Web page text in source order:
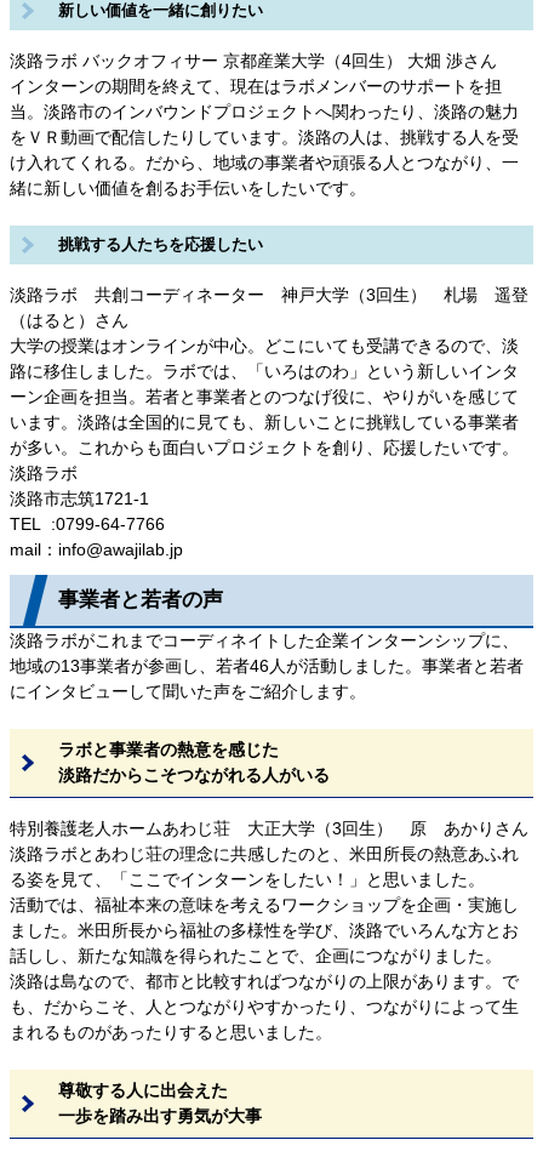
新しい価値を一緒に創りたい
淡路ラボ バックオフィサー 京都産業大学（4回生） 大畑 渉さん
インターンの期間を終えて、現在はラボメンバーのサポートを担
当。淡路市のインバウンドプロジェクトへ関わったり、淡路の魅力
をＶＲ動画で配信したりしています。淡路の人は、挑戦する人を受
け入れてくれる。だから、地域の事業者や頑張る人とつながり、一
緒に新しい価値を創るお手伝いをしたいです。
挑戦する人たちを応援したい
淡路ラボ 共創コーディネーター 神戸大学（3回生） 札場 遥登
（はると）さん
大学の授業はオンラインが中心。どこにいても受講できるので、淡
路に移住しました。ラボでは、「いろはのわ」という新しいインタ
ーン企画を担当。若者と事業者とのつなげ役に、やりがいを感じて
います。淡路は全国的に見ても、新しいことに挑戦している事業者
が多い。これからも面白いプロジェクトを創り、応援したいです。
淡路ラボ
淡路市志筑1721-1
TEL :0799-64-7766
mail：info@awajilab.jp
事業者と若者の声
淡路ラボがこれまでコーディネイトした企業インターンシップに、
地域の13事業者が参画し、若者46人が活動しました。事業者と若者
にインタビューして聞いた声をご紹介します。
ラボと事業者の熱意を感じた
淡路だからこそつながれる人がいる
特別養護老人ホームあわじ荘 大正大学（3回生） 原 あかりさん
淡路ラボとあわじ荘の理念に共感したのと、米田所長の熱意あふれ
る姿を見て、「ここでインターンをしたい！」と思いました。
活動では、福祉本来の意味を考えるワークショップを企画・実施し
ました。米田所長から福祉の多様性を学び、淡路でいろんな方とお
話しし、新たな知識を得られたことで、企画につながりました。
淡路は島なので、都市と比較すればつながりの上限があります。で
も、だからこそ、人とつながりやすかったり、つながりによって生
まれるものがあったりすると思いました。
尊敬する人に出会えた
一歩を踏み出す勇気が大事